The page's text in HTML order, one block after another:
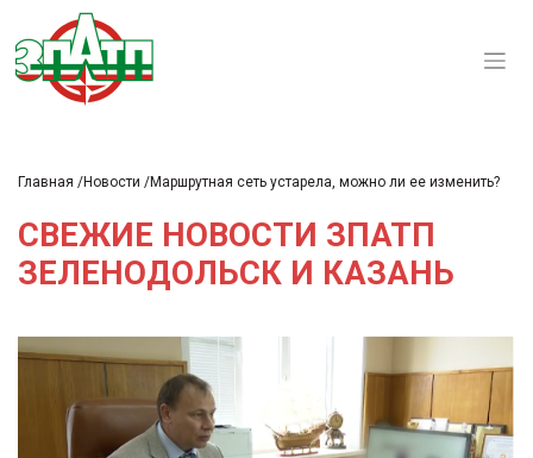
Главная Новости Маршрутная сеть устарела, можно ли ее изменить?
СВЕЖИЕ НОВОСТИ ЗПАТП
ЗЕЛЕНОДОЛЬСК И КАЗАНЬ